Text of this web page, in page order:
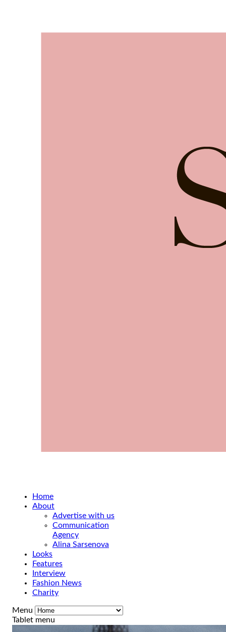
Home
About
Advertise with us
Communication
Agency
Alina Sarsenova
Looks
Features
Interview
Fashion News
Charity
Menu
Tablet menu